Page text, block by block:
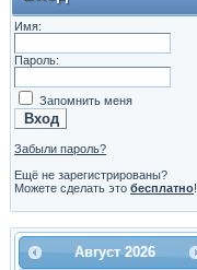
Имя:
Пароль:
Запомнить меня
Забыли пароль?
Ещё не зарегистрированы?
Можете сделать это бесплатно!
Август 2026